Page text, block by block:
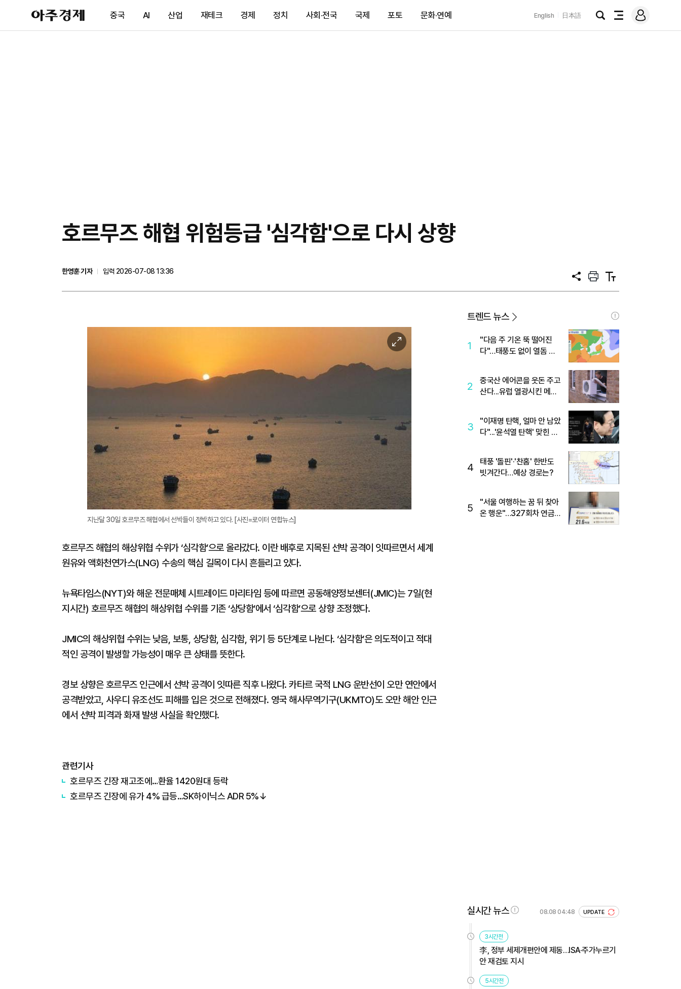
아
주
제
중국 AI 산업 재테크 경제 정치 사회·전국 국제 포토 문화·연예 English 日本語
검
전
메
그
호르무즈 해협 위험등급 '심각함'으로 다시 상향
한영훈 기자
입력 2026-07-08 13:36
공
프
트
텍
트
이
미
지
지난달 30일 호르무즈 해협에서 선박들이 정박하고 있다. [사진=로이터 연합뉴스]
호르무즈 해협의 해상위협 수위가 ‘심각함’으로 올라갔다. 이란 배후로 지목된 선박 공격이 잇따르면서 세계
원유와 액화천연가스(LNG) 수송의 핵심 길목이 다시 흔들리고 있다.
뉴욕타임스(NYT)와 해운 전문매체 시트레이드 마리타임 등에 따르면 공동해양정보센터(JMIC)는 7일(현
지시간) 호르무즈 해협의 해상위협 수위를 기존 ‘상당함’에서 ‘심각함’으로 상향 조정했다.
JMIC의 해상위협 수위는 낮음, 보통, 상당함, 심각함, 위기 등 5단계로 나뉜다. ‘심각함’은 의도적이고 적대
적인 공격이 발생할 가능성이 매우 큰 상태를 뜻한다.
경보 상향은 호르무즈 인근에서 선박 공격이 잇따른 직후 나왔다. 카타르 국적 LNG 운반선이 오만 연안에서
공격받았고, 사우디 유조선도 피해를 입은 것으로 전해졌다. 영국 해사무역기구(UKMTO)도 오만 해안 인근
에서 선박 피격과 화재 발생 사실을 확인했다.
관련기사
호르무즈 긴장 재고조에…환율 1420원대 등락
호르무즈 긴장에 유가 4% 급등…SK하이닉스 ADR 5%↓
트렌드 뉴스
1
"다음 주 기온 뚝 떨어진
다"…태풍도 없이 열돔 박
2
중국산 에어콘을 웃돈 주고
산다...유럽 열광시킨 메이
3
"이재명 탄핵, 얼마 안 남았
다"...'윤석열 탄핵' 맞힌 무
4
태풍 '돌핀'·'찬홈' 한반도
빗겨간다…예상 경로는?
5
"서울 여행하는 꿈 뒤 찾아
온 행운"…327회차 연금
실시간 뉴스 08.08 04:48 UPDATE
3시간전
李, 정부 세제개편안에 제동…ISA·주가누르기
안 재검토 지시
5시간전